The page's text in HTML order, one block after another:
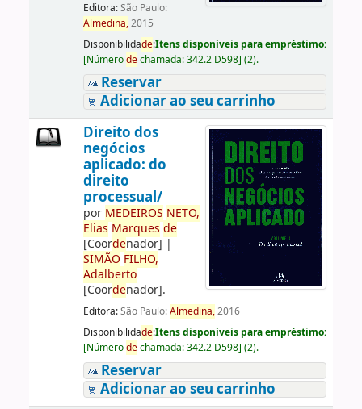
Editora:São Paulo:
Almedina,2015
Disponibilidade:Itens disponíveis para empréstimo:
[Númerodechamada:342.2 D598] (2).
Reservar
Adicionar ao seu carrinho
Direito dos
negócios
aplicado: do
direito
processual/
por MEDEIROS NETO,
Elias Marques de
[Coordenador] |
SIMÃO FILHO,
Adalberto
[Coordenador].
Editora:São Paulo:Almedina,2016
Disponibilidade:Itens disponíveis para empréstimo:
[Númerodechamada:342.2 D598] (2).
Reservar
Adicionar ao seu carrinho